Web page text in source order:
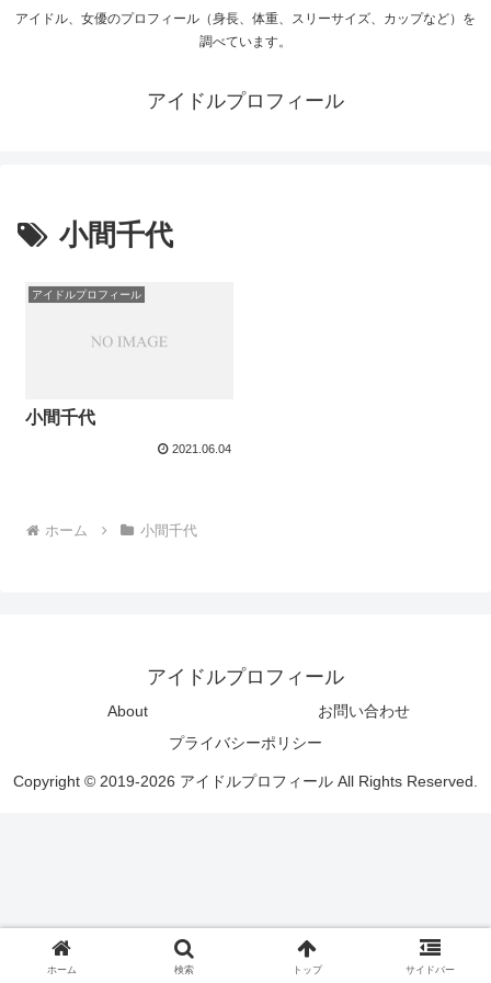
アイドル、女優のプロフィール（身長、体重、スリーサイズ、カップなど）を
調べています。
アイドルプロフィール
小間千代
アイドルプロフィール
小間千代
2021.06.04
ホーム 小間千代
アイドルプロフィール
About
お問い合わせ
プライバシーポリシー
Copyright © 2019-2026 アイドルプロフィール All Rights Reserved.
ホーム 検索 トップ サイドバー